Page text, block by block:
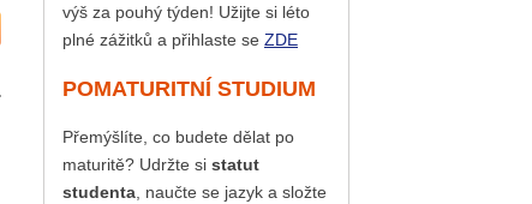
výš za pouhý týden! Užijte si léto
plné zážitků a přihlaste se ZDE
POMATURITNÍ STUDIUM
Přemýšlíte, co budete dělat po
maturitě? Udržte si statut
studenta, naučte se jazyk a složte